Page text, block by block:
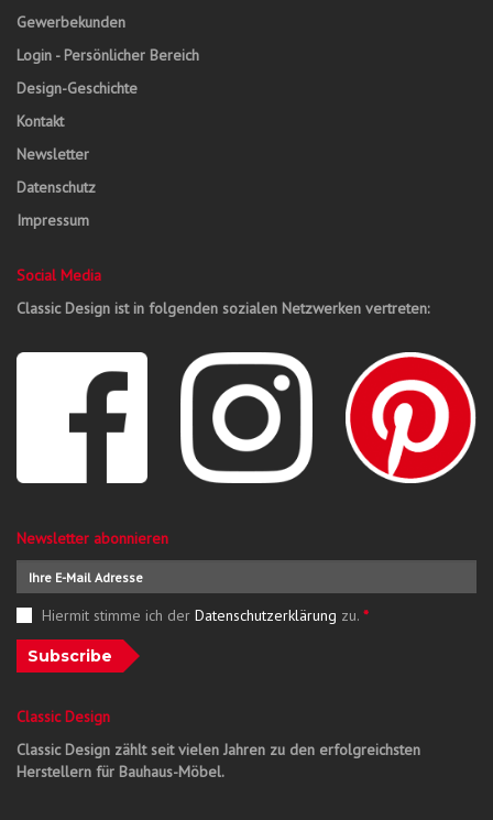
Gewerbekunden
Login - Persönlicher Bereich
Design-Geschichte
Kontakt
Newsletter
Datenschutz
Impressum
Social Media
Classic Design ist in folgenden sozialen Netzwerken vertreten:
Newsletter abonnieren
Hiermit stimme ich der Datenschutzerklärung zu. *
Subscribe
Classic Design
Classic Design zählt seit vielen Jahren zu den erfolgreichsten
Herstellern für Bauhaus-Möbel.